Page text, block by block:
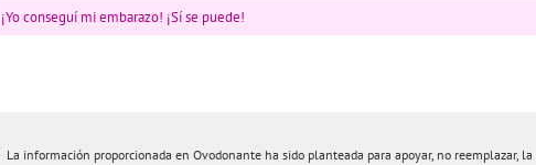
¡Yo conseguí mi embarazo! ¡Sí se puede!
La información proporcionada en Ovodonante ha sido planteada para apoyar, no reemplazar,